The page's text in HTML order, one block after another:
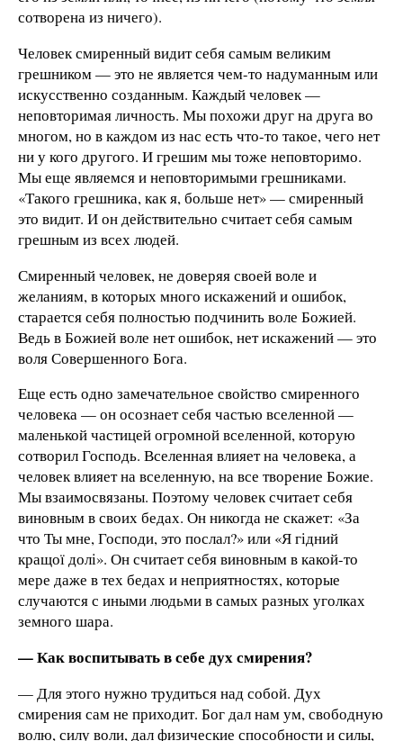
сотворена из ничего).
Человек смиренный видит себя самым великим
грешником — это не является чем-то надуманным или
искусственно созданным. Каждый человек —
неповторимая личность. Мы похожи друг на друга во
многом, но в каждом из нас есть что-то такое, чего нет
ни у кого другого. И грешим мы тоже неповторимо.
Мы еще являемся и неповторимыми грешниками.
«Такого грешника, как я, больше нет» — смиренный
это видит. И он действительно считает себя самым
грешным из всех людей.
Смиренный человек, не доверяя своей воле и
желаниям, в которых много искажений и ошибок,
старается себя полностью подчинить воле Божией.
Ведь в Божией воле нет ошибок, нет искажений — это
воля Совершенного Бога.
Еще есть одно замечательное свойство смиренного
человека — он осознает себя частью вселенной —
маленькой частицей огромной вселенной, которую
сотворил Господь. Вселенная влияет на человека, а
человек влияет на вселенную, на все творение Божие.
Мы взаимосвязаны. Поэтому человек считает себя
виновным в своих бедах. Он никогда не скажет: «За
что Ты мне, Господи, это послал?» или «Я гідний
кращої долі». Он считает себя виновным в какой-то
мере даже в тех бедах и неприятностях, которые
случаются с иными людьми в самых разных уголках
земного шара.
— Как воспитывать в себе дух смирения?
— Для этого нужно трудиться над собой. Дух
смирения сам не приходит. Бог дал нам ум, свободную
волю, силу воли, дал физические способности и силы,